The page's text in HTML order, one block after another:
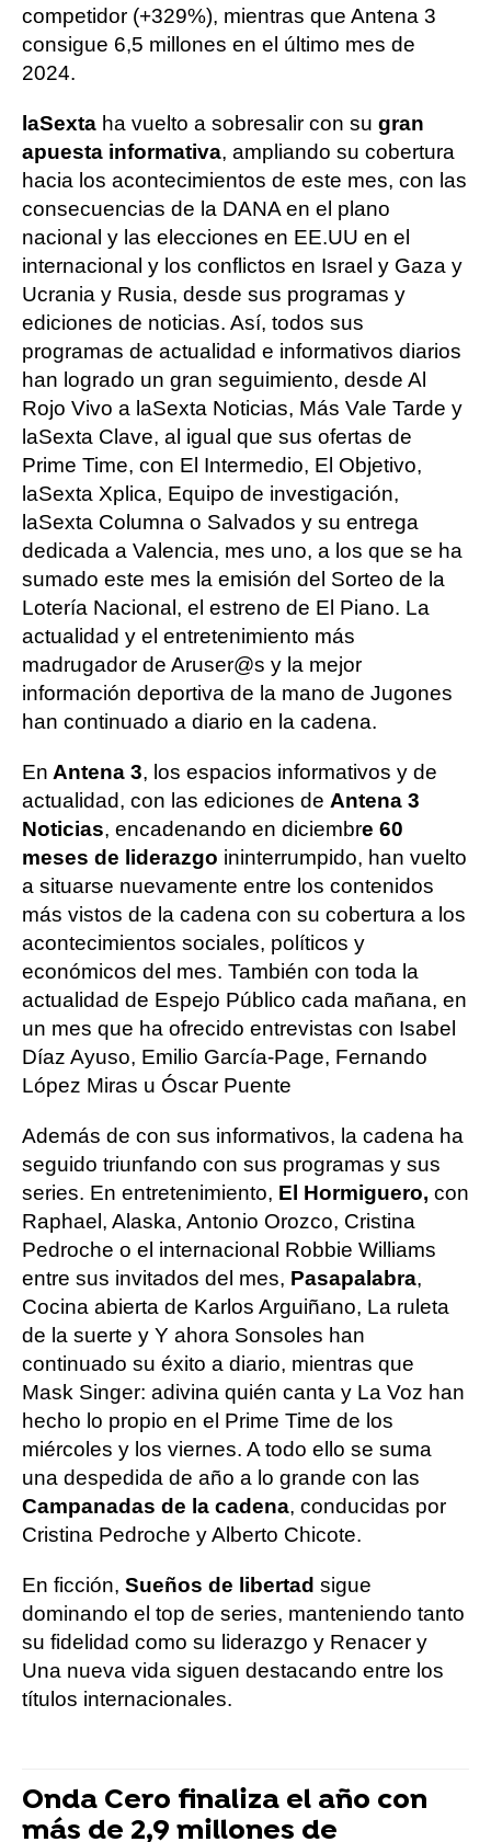
competidor (+329%), mientras que Antena 3
consigue 6,5 millones en el último mes de
2024.
laSexta ha vuelto a sobresalir con su gran
apuesta informativa, ampliando su cobertura
hacia los acontecimientos de este mes, con las
consecuencias de la DANA en el plano
nacional y las elecciones en EE.UU en el
internacional y los conflictos en Israel y Gaza y
Ucrania y Rusia, desde sus programas y
ediciones de noticias. Así, todos sus
programas de actualidad e informativos diarios
han logrado un gran seguimiento, desde Al
Rojo Vivo a laSexta Noticias, Más Vale Tarde y
laSexta Clave, al igual que sus ofertas de
Prime Time, con El Intermedio, El Objetivo,
laSexta Xplica, Equipo de investigación,
laSexta Columna o Salvados y su entrega
dedicada a Valencia, mes uno, a los que se ha
sumado este mes la emisión del Sorteo de la
Lotería Nacional, el estreno de El Piano. La
actualidad y el entretenimiento más
madrugador de Aruser@s y la mejor
información deportiva de la mano de Jugones
han continuado a diario en la cadena.
En Antena 3, los espacios informativos y de
actualidad, con las ediciones de Antena 3
Noticias, encadenando en diciembre 60
meses de liderazgo ininterrumpido, han vuelto
a situarse nuevamente entre los contenidos
más vistos de la cadena con su cobertura a los
acontecimientos sociales, políticos y
económicos del mes. También con toda la
actualidad de Espejo Público cada mañana, en
un mes que ha ofrecido entrevistas con Isabel
Díaz Ayuso, Emilio García-Page, Fernando
López Miras u Óscar Puente
Además de con sus informativos, la cadena ha
seguido triunfando con sus programas y sus
series. En entretenimiento, El Hormiguero, con
Raphael, Alaska, Antonio Orozco, Cristina
Pedroche o el internacional Robbie Williams
entre sus invitados del mes, Pasapalabra,
Cocina abierta de Karlos Arguiñano, La ruleta
de la suerte y Y ahora Sonsoles han
continuado su éxito a diario, mientras que
Mask Singer: adivina quién canta y La Voz han
hecho lo propio en el Prime Time de los
miércoles y los viernes. A todo ello se suma
una despedida de año a lo grande con las
Campanadas de la cadena, conducidas por
Cristina Pedroche y Alberto Chicote.
En ficción, Sueños de libertad sigue
dominando el top de series, manteniendo tanto
su fidelidad como su liderazgo y Renacer y
Una nueva vida siguen destacando entre los
títulos internacionales.
Onda Cero finaliza el año con
más de 2,9 millones de